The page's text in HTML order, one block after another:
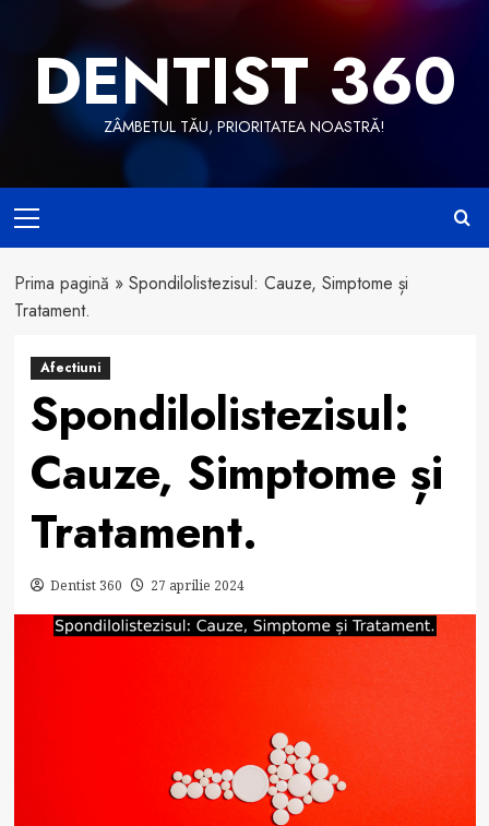
contentDENTIST 360
ZÂMBETUL TĂU, PRIORITATEA NOASTRĂ!
Menu
Prima pagină » Spondilolistezisul: Cauze, Simptome și
Tratament.
Afectiuni
Spondilolistezisul:
Cauze, Simptome și
Tratament.
Dentist 360 27 aprilie 2024